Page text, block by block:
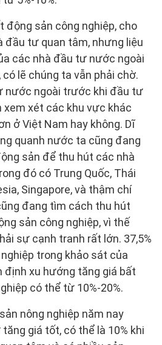
động sản công nghiệp, cho
đầu tư quan tâm, nhưng liệu
các nhà đầu tư nước ngoài
có lẽ chúng ta vẫn phải chờ.
nước ngoài trước khi đầu tư
xem xét các khu vực khác
ở Việt Nam hay không. Dĩ
quanh nước ta cũng đang
sản để thu hút các nhà
đó có Trung Quốc, Thái
Singapore, và thậm chí
đang tìm cách thu hút
sản công nghiệp, vì thế
sự cạnh tranh rất lớn. 37,5%
trong khảo sát của
định xu hướng tăng giá bất
có thể từ 10%-20%.
nông nghiệp năm nay
giá tốt, có thể là 10% khi